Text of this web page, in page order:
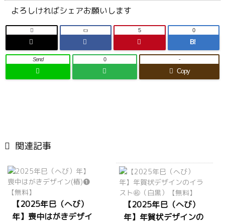
よろしければシェアお願いします
 5
B!
0
Send 0
Copy
-
 関連記事
【2025年巳（へび）
年】喪中はがきデザイ
【2025年巳（へび）
年】年賀状デザインの